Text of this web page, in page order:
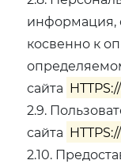
информация,
косвенно к
сайта
2.9.
сайта
2.10.